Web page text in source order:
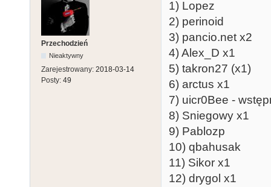
Przechodzień
Nieaktywny
Zarejestrowany: 2018-03-14
Posty: 49
1) Lopez
2) perinoid
3) pancio.net x2
4) Alex_D x1
5) takron27 (x1)
6) arctus x1
7) uicr0Bee -
8) Sniegowy x1
9) Pablozp
10) qbahusak
11) Sikor x1
12) drygol x1